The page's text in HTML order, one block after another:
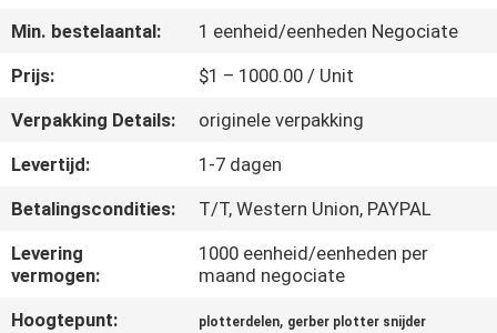
CONTACTEER
ONS
NIEUWS
VERZOEK
OM EEN
CITAAT
Min. bestelaantal:
1 eenheid/eenheden Negociate
Prijs:
$1 – 1000.00 / Unit
Verpakking Details:
originele verpakking
Levertijd:
1-7 dagen
Betalingscondities:
T/T, Western Union, PAYPAL
Levering
vermogen:
1000 eenheid/eenheden per
maand negociate
Hoogtepunt:
plotterdelen, gerber plotter snijder